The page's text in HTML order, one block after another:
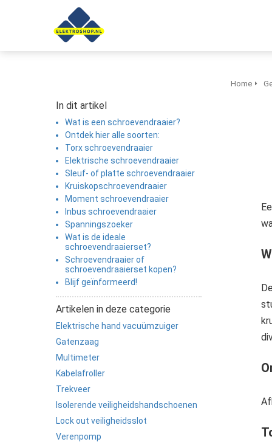
In dit artikel
Wat is een schroevendraaier?
Ontdek hier alle soorten:
Torx schroevendraaier
Elektrische schroevendraaier
Sleuf- of platte schroevendraaier
Kruiskopschroevendraaier
Moment schroevendraaier
Inbus schroevendraaier
Spanningszoeker
Wat is de ideale
schroevendraaierset?
Schroevendraaier of
schroevendraaierset kopen?
Blijf geïnformeerd!
Artikelen in deze categorie
Elektrische hand vacuümzuiger
Gatenzaag
Multimeter
Kabelafroller
Trekveer
Isolerende veiligheidshandschoenen
Lock out veiligheidsslot
Verenpomp
Home
over
gedrag van een
Hierdoor
website-
op het